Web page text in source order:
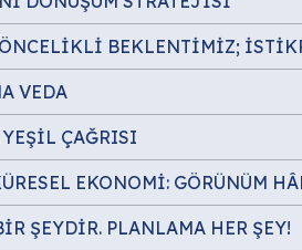
BEKLENTİMİZ;
VEDA
YEŞİL ÇAĞRISI
EKONOMİ: GÖRÜNÜM
ŞEYDİR. PLANLAMA HER ŞEY!